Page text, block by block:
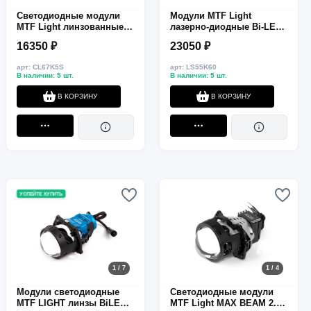
Светодиодные модули
MTF Light линзованные
LIGHT 2.0, 12В, ближ/
3" скос, 2шт.
16350 ₽
арт: CL67K5S
В наличии: 5 шт.
В КОРЗИНУ
Модули MTF Light
лазерно-диодные Bi-LED
Compact, 12В, 36/55Вт,
23050 ₽
арт: LS55K60
В наличии: 5 шт.
В КОРЗИНУ
УСПЕЙТЕ КУПИТЬ
1 / 7
Модули светодиодные
MTF LIGHT линзы BiLED
1 / 4
Светодиодные модули
MTF Light MAX BEAM 2.0